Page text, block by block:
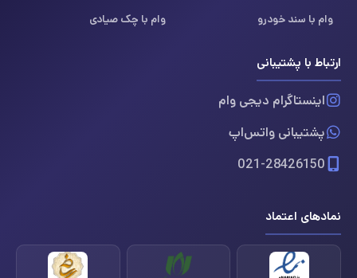
وام با سند خودرو
وام با چک صیادی
ارتباط با پشتیبانی
اینستاگرام دیجی وام
پشتیبانی واتس‌اپ
021-28426150
نمادهای اعتماد